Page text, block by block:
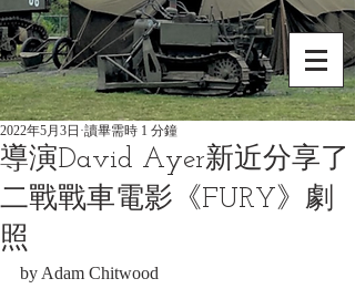
導演David Ayer新近分享了
二戰戰車電影《FURY》劇
照
2022年5月3日 讀畢需時 1 分鐘
by Adam Chitwood